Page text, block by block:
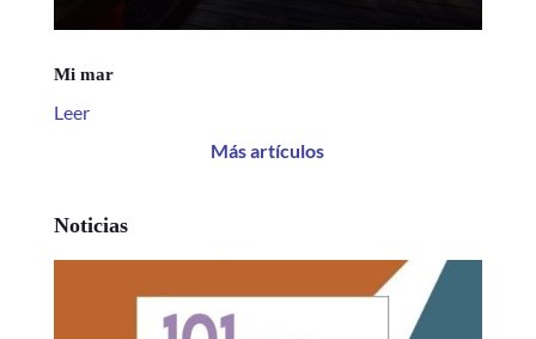
Mi mar
Leer
Más artículos
Noticias